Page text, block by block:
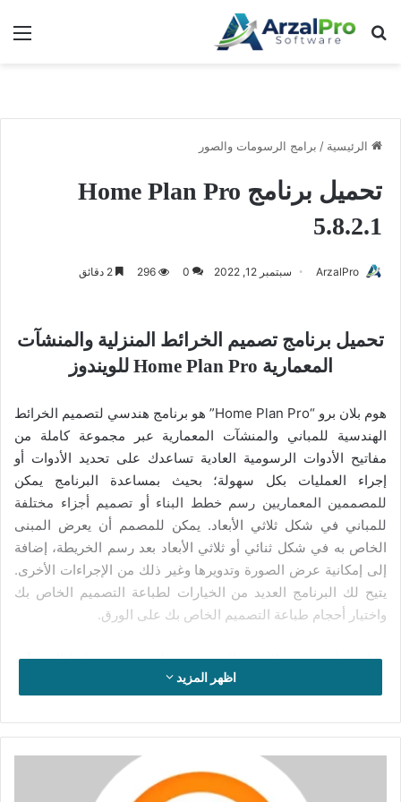
بحث عن
الرئيسية / برامج الرسومات والصور
تحميل برنامج Home Plan Pro
5.8.2.1
ArzalPro سبتمبر 12, 2022 0
296
تحميل برنامج تصميم الخرائط المنزلية والمنشآت
المعمارية Home Plan Pro للويندوز
هوم بلان برو “Home Plan Pro” هو برنامج هندسي لتصميم الخرائط
الهندسية للمباني والمنشآت المعمارية عبر مجموعة كاملة من
مفاتيح الأدوات الرسومية العادية تساعدك على تحديد الأدوات أو
إجراء العمليات بكل سهولة؛ بحيث بمساعدة البرنامج يمكن
للمصممين المعماريين رسم خطط البناء أو تصميم أجزاء مختلفة
للمباني في شكل ثلاثي الأبعاد. يمكن للمصمم أن يعرض المبنى
الخاص به في شكل ثنائي أو ثلاثي الأبعاد بعد رسم الخريطة، إضافة
إلى إمكانية عرض الصورة وتدويرها وغير ذلك من الإجراءات الأخرى.
يتيح لك البرنامج العديد من الخيارات لطباعة التصميم الخاص بك
واختيار أحجام طباعة التصميم الخاص بك على الورق.
يساعد تطبيق هوم بلان برو المهندسين على رسم وتخطيط المنشآت
المعمارية في غاية من الدقة المحكمة بشكل سهل وسريع؛ فيمكنهم
جميع التفاصيل المتعلقة به، بحيث يمكنك إنشاء مخطط تفصيلي
الدخول في عمليات البناء. وبواسطة البرنامج يمكنك إنشاء خريطة
بنفسك لبناءات معمارية مصغرة دون أن تحتاج إلى خدمات
اظهر المزيد